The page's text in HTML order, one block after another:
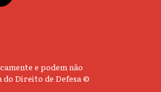
e podem não
Direito de Defesa ©